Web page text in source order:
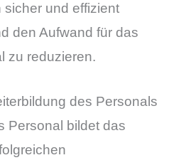
sicher und effizient
den Aufwand für das
zu reduzieren.
des Personals
Personal bildet das